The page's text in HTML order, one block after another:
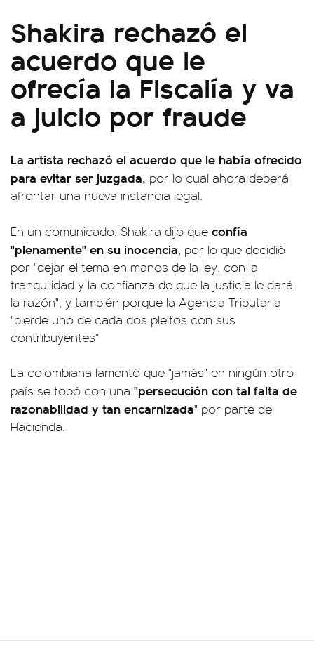
Shakira rechazó el
acuerdo que le
ofrecía la Fiscalía y va
a juicio por fraude
La artista rechazó el acuerdo que le había ofrecido
para evitar ser juzgada, por lo cual ahora deberá
afrontar una nueva instancia legal.
En un comunicado, Shakira dijo que confía
"plenamente" en su inocencia, por lo que decidió
por "dejar el tema en manos de la ley, con la
tranquilidad y la confianza de que la justicia le dará
la razón", y también porque la Agencia Tributaria
"pierde uno de cada dos pleitos con sus
contribuyentes"
La colombiana lamentó que "jamás" en ningún otro
país se topó con una "persecución con tal falta de
razonabilidad y tan encarnizada" por parte de
Hacienda.